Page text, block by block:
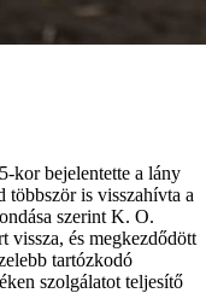
kor bejelentette a lány
többször is visszahívta a
szerint K. O.
vissza, és megkezdődött
tartózkodó
szolgálatot teljesítő